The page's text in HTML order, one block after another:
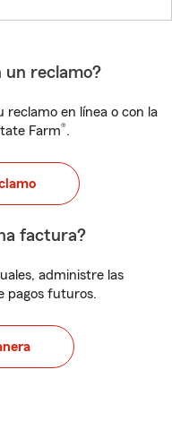
un reclamo?
reclamo en línea o con la
Farm®.
factura?
administre las
pagos futuros.